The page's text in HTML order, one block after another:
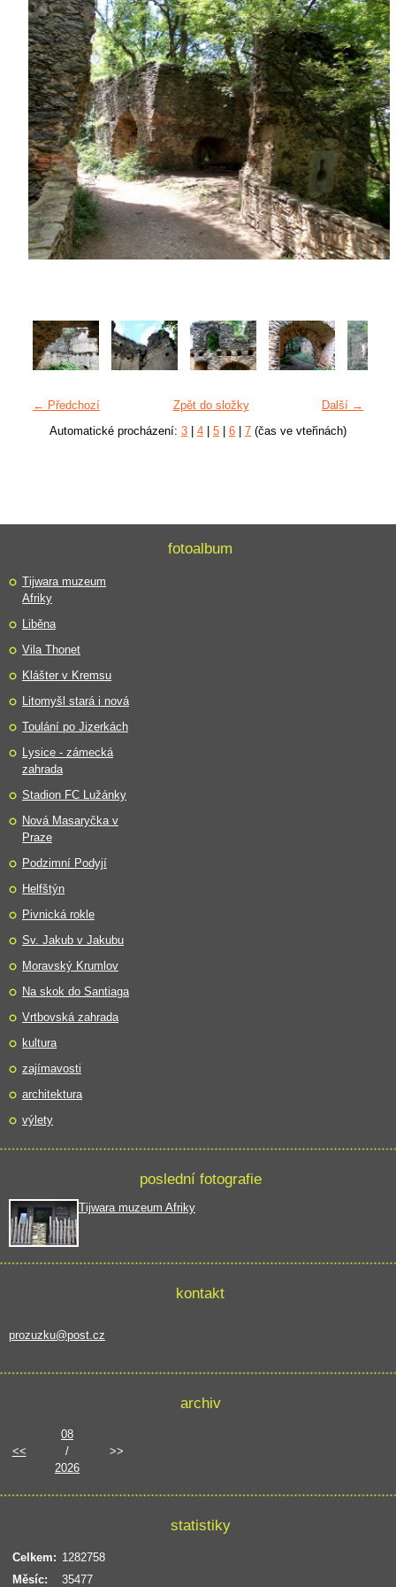
← Předchozí Další →
Zpět do složky
Automatické procházení: 3 | 4 | 5 | 6 | 7 (čas ve vteřinách)
fotoalbum
Tijwara muzeum
Afriky
Liběna
Vila Thonet
Klášter v Kremsu
Litomyšl stará i nová
Toulání po Jizerkách
Lysice - zámecká
zahrada
Stadion FC Lužánky
Nová Masaryčka v
Praze
Podzimní Podyjí
Helfštýn
Pivnická rokle
Sv. Jakub v Jakubu
Moravský Krumlov
Na skok do Santiaga
Vrtbovská zahrada
kultura
zajímavosti
architektura
výlety
poslední fotografie
Tijwara muzeum Afriky
kontakt
prozuzku@post.cz
archiv
<<
08
/
2026
>>
statistiky
Celkem: 1282758
Měsíc:
35477